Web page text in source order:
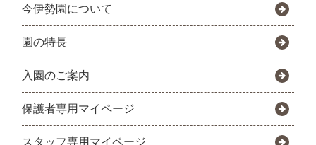
今伊勢園について
園の特長
入園のご案内
保護者専用マイページ
スタッフ専用マイページ